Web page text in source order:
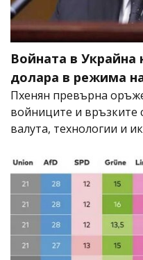
Войната в Украйна
долара в режима
Пхенян превърна
войниците и връзките
валута, технологии и